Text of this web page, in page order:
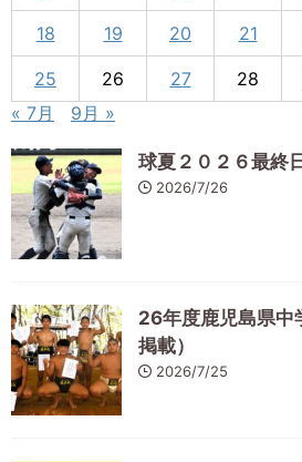
18 19 20 21
25 26 27 28
« 7月
9月 »
球夏２０２６最終日
2026/7/26
26年度鹿児島県中
掲載）
2026/7/25